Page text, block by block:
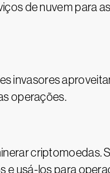
de nuvem para
invasores
operações.
criptomoedas.
e usá-los para